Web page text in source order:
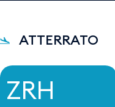
ATTERRATO
ZRH